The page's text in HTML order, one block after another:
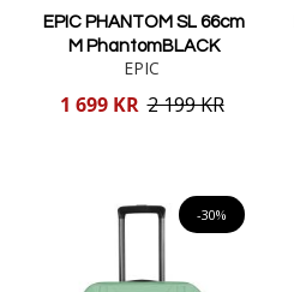
EPIC PHANTOM SL 66cm
M PhantomBLACK
EPIC
Reducerat
1 699 KR 2 199 KR
-30%